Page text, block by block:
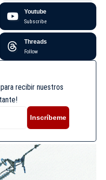
Youtube
Subscribe
Threads
Follow
recibir nuestros
Inscríbeme